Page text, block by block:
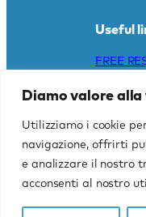
Diamo valore
Utilizziamo i cookie
navigazione, offrirti
e analizzare il nostro
acconsenti al nostro
Useful
FREE
DO
CAREERS
@ 2025 |